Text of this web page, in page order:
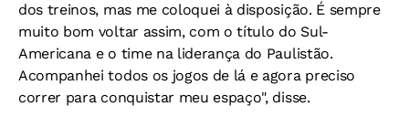
dos treinos, mas me coloquei à disposição. É sempre
muito bom voltar assim, com o título do Sul-
Americana e o time na liderança do Paulistão.
Acompanhei todos os jogos de lá e agora preciso
correr para conquistar meu espaço", disse.